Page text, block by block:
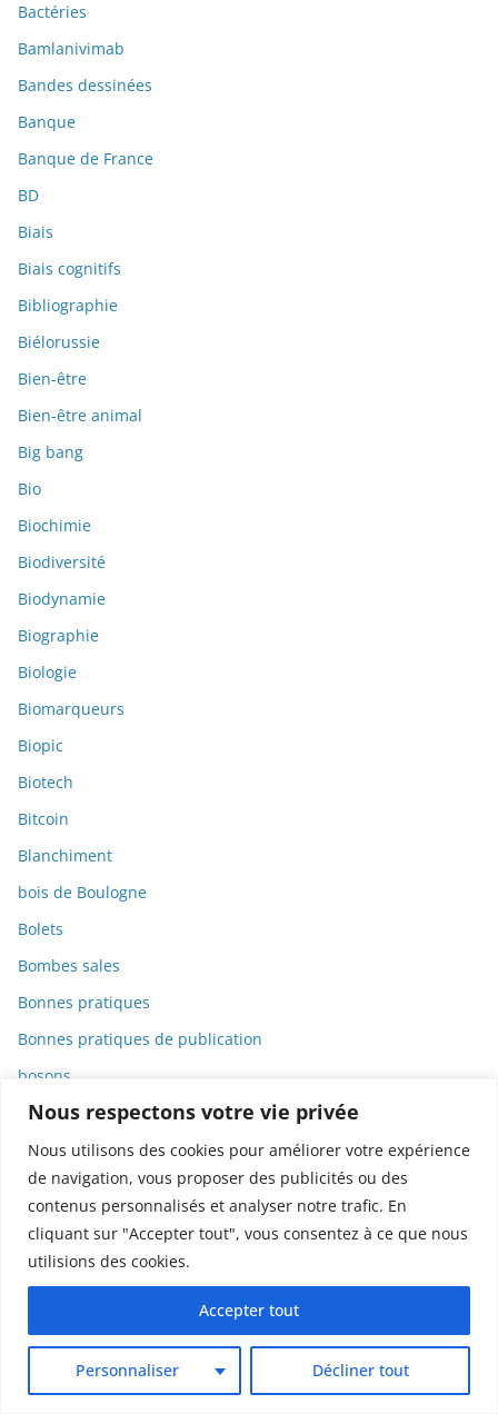
Nous respectons votre vie privée
Nous utilisons des cookies pour améliorer votre expérience
de navigation, vous proposer des publicités ou des
contenus personnalisés et analyser notre trafic. En
cliquant sur "Accepter tout", vous consentez à ce que nous
utilisions des cookies.
Personnaliser Décliner tout
Accepter tout
Bactéries
Bamlanivimab
Bandes dessinées
Banque
Banque de France
BD
Biais
Biais cognitifs
Bibliographie
Biélorussie
Bien-être
Bien-être animal
Big bang
Bio
Biochimie
Biodiversité
Biodynamie
Biographie
Biologie
Biomarqueurs
Biopic
Biotech
Bitcoin
Blanchiment
bois de Boulogne
Bolets
Bombes sales
Bonnes pratiques
Bonnes pratiques de publication
bosons
Botanique
Bourdons
Bourges
Bourse
Brevets
Bureaucratie